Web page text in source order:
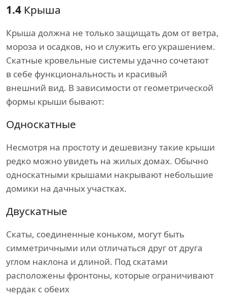
1.4 Крыша
Крыша должна не только защищать дом от ветра,
мороза и осадков, но и служить его украшением.
Скатные кровельные системы удачно сочетают
в себе функциональность и красивый
внешний вид. В зависимости от геометрической
формы крыши бывают:
Односкатные
Несмотря на простоту и дешевизну такие крыши
редко можно увидеть на жилых домах. Обычно
односкатными крышами накрывают небольшие
домики на дачных участках.
Двускатные
Скаты, соединенные коньком, могут быть
симметричными или отличаться друг от друга
углом наклона и длиной. Под скатами
расположены фронтоны, которые ограничивают
чердак с обеих